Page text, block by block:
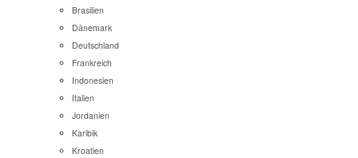
Brasilien
Dänemark
Deutschland
Frankreich
Indonesien
Italien
Jordanien
Karibik
Kroatien